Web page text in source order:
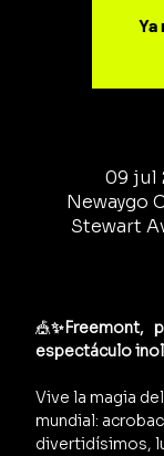
Ya
09 jul
Newaygo
Stewart
🎪✨Freemont,
espectáculo
Vive la magia del
mundial:
divertidísimos,